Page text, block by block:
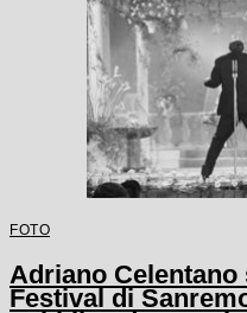
FOTO
Adriano
Festival di